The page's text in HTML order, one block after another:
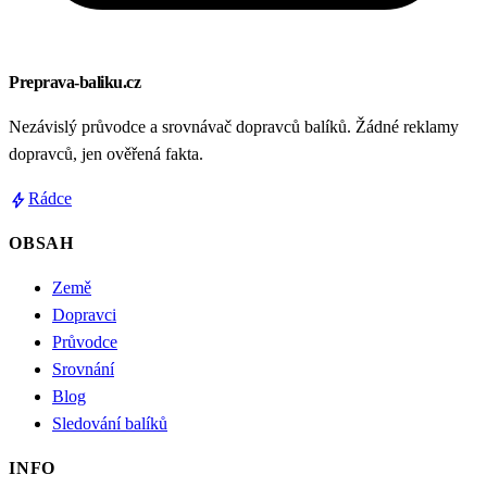
Preprava-baliku.cz
Nezávislý průvodce a srovnávač dopravců balíků. Žádné reklamy
dopravců, jen ověřená fakta.
boltRádce
OBSAH
Země
Dopravci
Průvodce
Srovnání
Blog
Sledování balíků
INFO